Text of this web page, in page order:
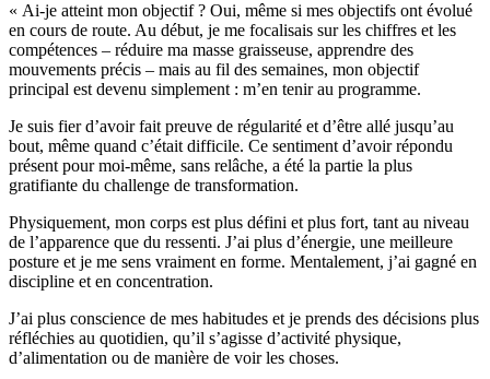
« Ai-je atteint mon objectif ? Oui, même si mes objectifs ont évolué
en cours de route. Au début, je me focalisais sur les chiffres et les
compétences – réduire ma masse graisseuse, apprendre des
mouvements précis – mais au fil des semaines, mon objectif
principal est devenu simplement : m’en tenir au programme.
Je suis fier d’avoir fait preuve de régularité et d’être allé jusqu’au
bout, même quand c’était difficile. Ce sentiment d’avoir répondu
présent pour moi-même, sans relâche, a été la partie la plus
gratifiante du challenge de transformation.
Physiquement, mon corps est plus défini et plus fort, tant au niveau
de l’apparence que du ressenti. J’ai plus d’énergie, une meilleure
posture et je me sens vraiment en forme. Mentalement, j’ai gagné en
discipline et en concentration.
J’ai plus conscience de mes habitudes et je prends des décisions plus
réfléchies au quotidien, qu’il s’agisse d’activité physique,
d’alimentation ou de manière de voir les choses.